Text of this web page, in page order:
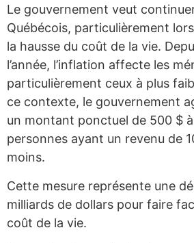
Le gouvernement veut
Québécois, particulièrement
la hausse du coût de la vie.
l’année, l’inflation affecte les
particulièrement ceux à plus
ce contexte, le gouvernement
un montant ponctuel de 500 $
personnes ayant un revenu de
moins.
Cette mesure représente une
milliards de dollars pour faire
coût de la vie.